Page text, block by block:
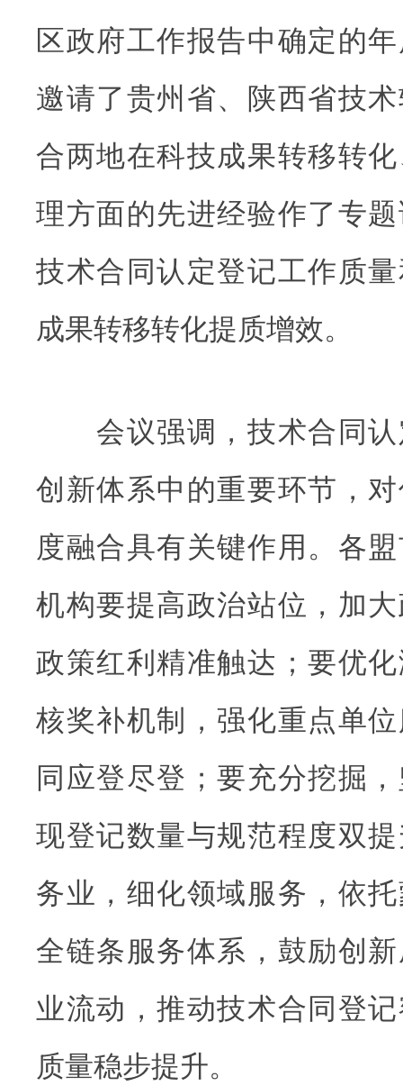
区政府工作报告中确定的
邀请了贵州省、陕西省技
合两地在科技成果转移转
理方面的先进经验作了专
技术合同认定登记工作质
成果转移转化提质增效。
会议强调，技术合同认
创新体系中的重要环节，
度融合具有关键作用。各
机构要提高政治站位，加
政策红利精准触达；要优
核奖补机制，强化重点单
同应登尽登；要充分挖掘
现登记数量与规范程度双
务业，细化领域服务，依
全链条服务体系，鼓励创
业流动，推动技术合同登
质量稳步提升。